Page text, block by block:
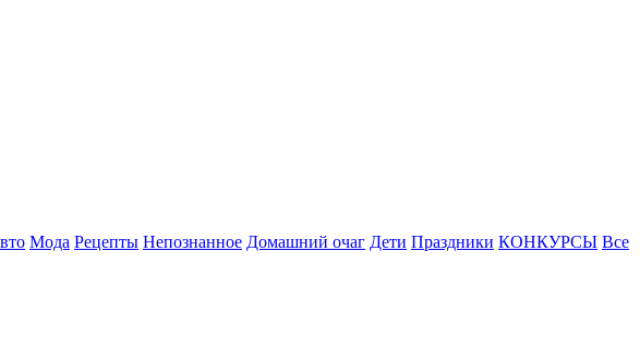
Мода Рецепты Непознанное Домашний очаг Дети Праздники КОНКУРСЫ Все